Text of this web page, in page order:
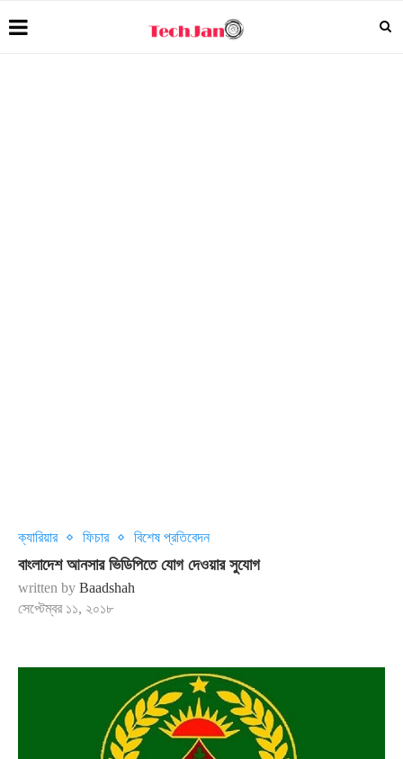
ক্যারিয়ার ফিচার বিশেষ প্রতিবেদন
বাংলাদেশ আনসার ভিডিপিতে যোগ দেওয়ার সুযোগ
written by Baadshah
সেপ্টেম্বর ১১, ২০১৮